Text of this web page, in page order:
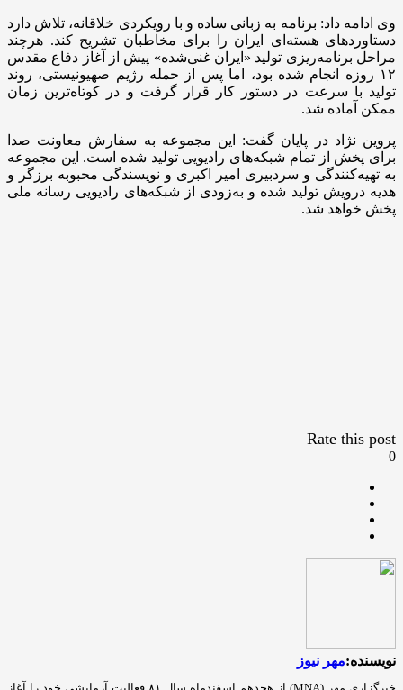
وی ادامه داد: برنامه به زبانی ساده و با رویکردی خلاقانه، تلاش دارد
دستاوردهای هسته‌ای ایران را برای مخاطبان تشریح کند. هرچند
مراحل برنامه‌ریزی تولید «ایران غنی‌شده» پیش از آغاز دفاع مقدس
۱۲ روزه انجام شده بود، اما پس از حمله رژیم صهیونیستی، روند
تولید با سرعت در دستور کار قرار گرفت و در کوتاه‌ترین زمان
ممکن آماده شد.
پروین نژاد در پایان گفت: این مجموعه به سفارش معاونت صدا
برای پخش از تمام شبکه‌های رادیویی تولید شده است. این مجموعه
به تهیه‌کنندگی و سردبیری امیر اکبری و نویسندگی محبوبه برزگر و
هدیه درویش تولید شده و به‌زودی از شبکه‌های رادیویی رسانه ملی
پخش خواهد شد.
Rate this post
0
نویسنده:مهر نیوز
خبرگزاری مهر (MNA) از هجدهم اسفندماه سال ۸۱ فعالیت آزمایشی خود را آغاز